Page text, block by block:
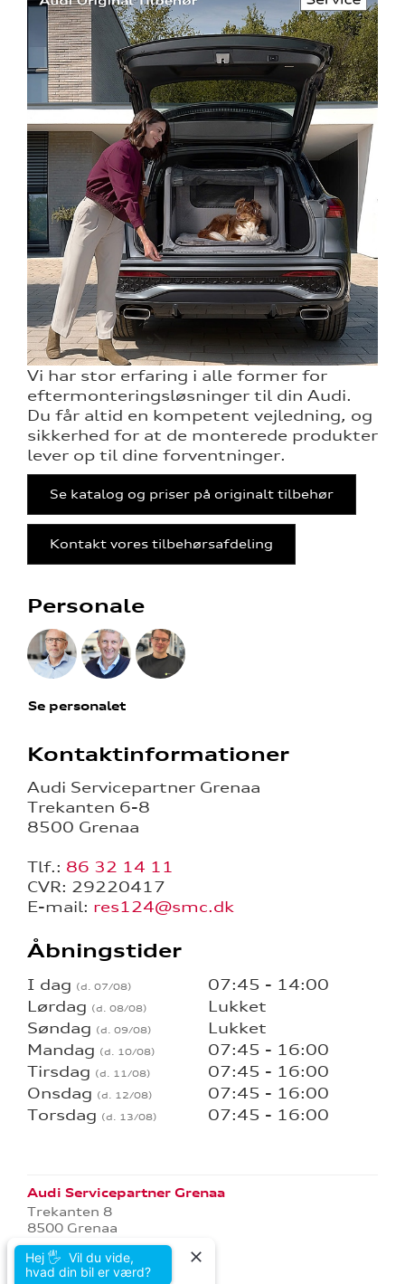
Vi har stor erfaring i alle former for
eftermonteringsløsninger til din Audi.
Du får altid en kompetent vejledning, og
sikkerhed for at de monterede produkter
lever op til dine forventninger.
Se katalog og priser på originalt tilbehør
Kontakt vores tilbehørsafdeling
Personale
Se personalet
Kontaktinformationer
Audi Servicepartner Grenaa
Trekanten 6-8
8500 Grenaa
Tlf.: 86 32 14 11
CVR: 29220417
E-mail: res124@smc.dk
Åbningstider
I dag
07:45 - 14:00
Lørdag
Lukket
Søndag
Lukket
Mandag
07:45 - 16:00
Tirsdag
07:45 - 16:00
Onsdag
07:45 - 16:00
Torsdag
07:45 - 16:00
Audi Servicepartner Grenaa
Trekanten 8
8500 Grenaa
Tlf.:86 32 14 11
E-mail:grenaa@jac.dk
CVR: 29220417
Hej 🖐 Vil du vide,
hvad din bil er værd?